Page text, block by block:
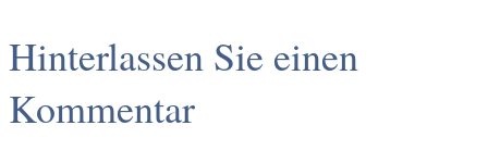
Hinterlassen Sie einen
Kommentar